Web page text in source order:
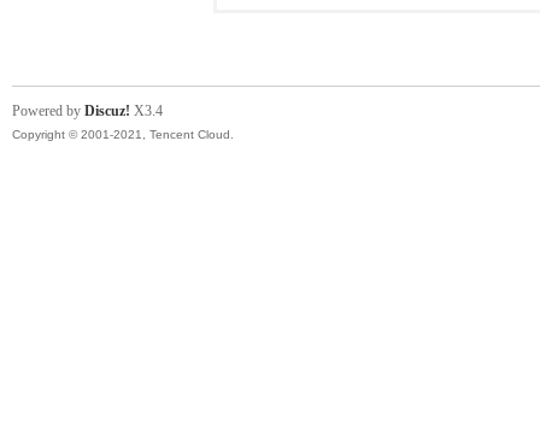
Powered by Discuz! X3.4
Copyright © 2001-2021, Tencent Cloud.